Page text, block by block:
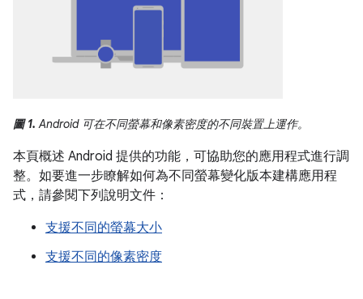
圖 1. Android 可在不同螢幕和像素密度的不同裝置上運作。
本頁概述 Android 提供的功能，可協助您的應用程式進行調
整。如要進一步瞭解如何為不同螢幕變化版本建構應用程
式，請參閱下列說明文件：
支援不同的螢幕大小
支援不同的像素密度